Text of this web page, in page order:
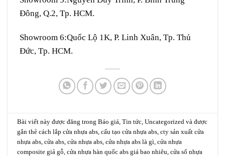
Đông, Q.2, Tp. HCM.
Showroom 6:Quốc Lộ 1K, P. Linh Xuân, Tp. Thủ
Đức, Tp. HCM.
Bài viết này được đăng trongBáo giá ,Tin tức ,Uncategorized và được
gắn thẻcách lắp cửa nhựa abs ,cấu tạo cửa nhựa abs ,cty sản xuất cửa
nhựa abs ,cửa abs ,cửa nhựa abs ,cửa nhựa abs là gì ,cửa nhựa
composite giả gỗ ,cửa nhựa hàn quốc abs giá bao nhiêu ,cửa sổ nhựa